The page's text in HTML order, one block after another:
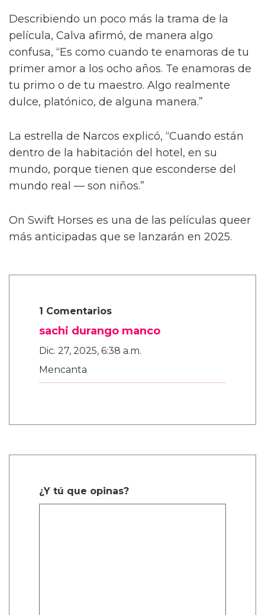
Describiendo un poco más la trama de la
película, Calva afirmó, de manera algo
confusa, “Es como cuando te enamoras de tu
primer amor a los ocho años. Te enamoras de
tu primo o de tu maestro. Algo realmente
dulce, platónico, de alguna manera.”
La estrella de Narcos explicó, “Cuando están
dentro de la habitación del hotel, en su
mundo, porque tienen que esconderse del
mundo real — son niños.”
On Swift Horses es una de las películas queer
más anticipadas que se lanzarán en 2025.
1 Comentarios
sachi durango manco
Dic. 27, 2025, 6:38 a.m.
Mencanta
¿Y tú que opinas?